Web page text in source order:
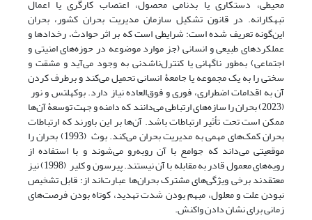
محیطی، دستکاری یا بدنامی محصول، اعتصاب کارگری یا اعمال
تبهکارانه. در قانون تشکیل سازمان مدیریت بحران کشور، بحران
این‌گونه تعریف شده است: شرایطی است که بر اثر حوادث، رخدادها و
عملکردهای طبیعی و انسانی (جز موارد موضوعه در حوزه‌های امنیتی و
اجتماعی) به‌طور ناگهانی یا کنترل‌ناشدنی به وجود می‌آید و مشقت و
سختی را به یک مجموعه یا جامعۀ انسانی تحمیل می‌کند و برطرف کردن
آن به اقدامات اضطراری، فوری و فوق‌العاده نیاز دارد. بوکهلتس و نور
(2023) بحران را سازه‌های ارتباطی می‌دانند که دامنه و جهت توسعۀ آن‌ها
ممکن است تحت تأثیر ارتباطات باشد. آن‌ها بر این باورند که ارتباطات
بحران کمک‌های مهمی به مدیریت بحران می‌کند. بوث (1993) بحران را
موقعیتی می‌داند که جوامع با آن روبه‌رو می‌شوند و با استفاده از
رویه‌های معمول قادر به مقابله با آن نیستند. پیرسون و کلیر (1998) نیز
معتقدند برخی ویژگی‌های مشترک بحران‌ها عبارت‌اند از: قابل تشخیص
نبودن علت و معلول، مبهم بودن شدت تهدید، کوتاه بودن فرصت‌های
زمانی برای نشان دادن واکنش.